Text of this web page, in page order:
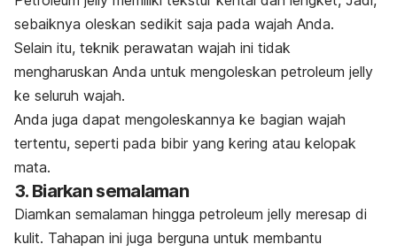
sebaiknya oleskan sedikit saja pada wajah Anda.
Selain itu, teknik perawatan wajah ini tidak
mengharuskan Anda untuk mengoleskan petroleum jelly
ke seluruh wajah.
Anda juga dapat mengoleskannya ke bagian wajah
tertentu, seperti pada bibir yang kering atau kelopak
mata.
3. Biarkan semalaman
Diamkan semalaman hingga petroleum jelly meresap di
kulit. Tahapan ini juga berguna untuk membantu